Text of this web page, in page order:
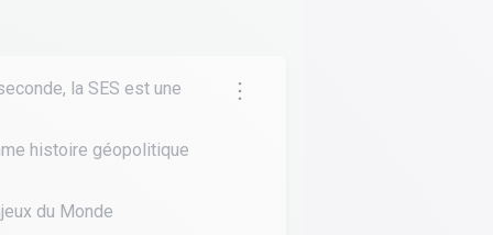
la SES est une
histoire géopolitique
du Monde